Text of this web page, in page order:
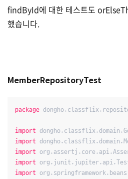
findById에 대한 테스트도
했습니다.
MemberRepositoryTest
package
import
import
import
import
import